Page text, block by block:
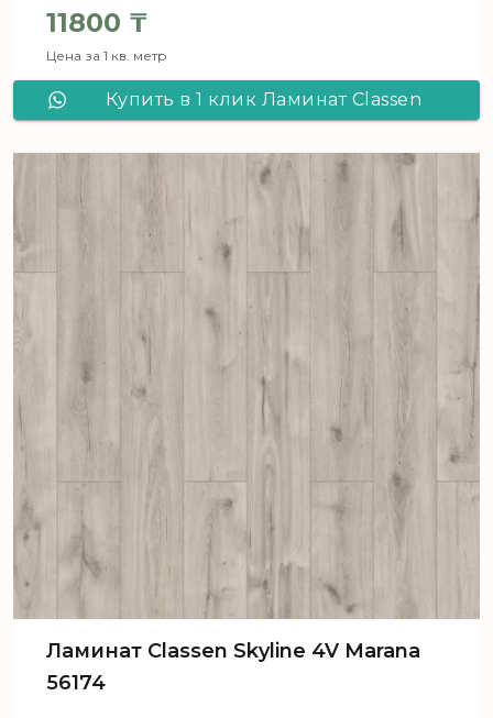
Первоначальная цена
11800 ₸
Текущая цена: 11800 ₸.
Цена за 1 кв. метр
Купить в 1 клик Ламинат Classen
Ламинат Classen Skyline 4V Marana
56174